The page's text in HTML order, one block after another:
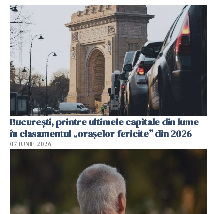
București, printre ultimele capitale din lume
în clasamentul „orașelor fericite” din 2026
07 IUNIE 2026